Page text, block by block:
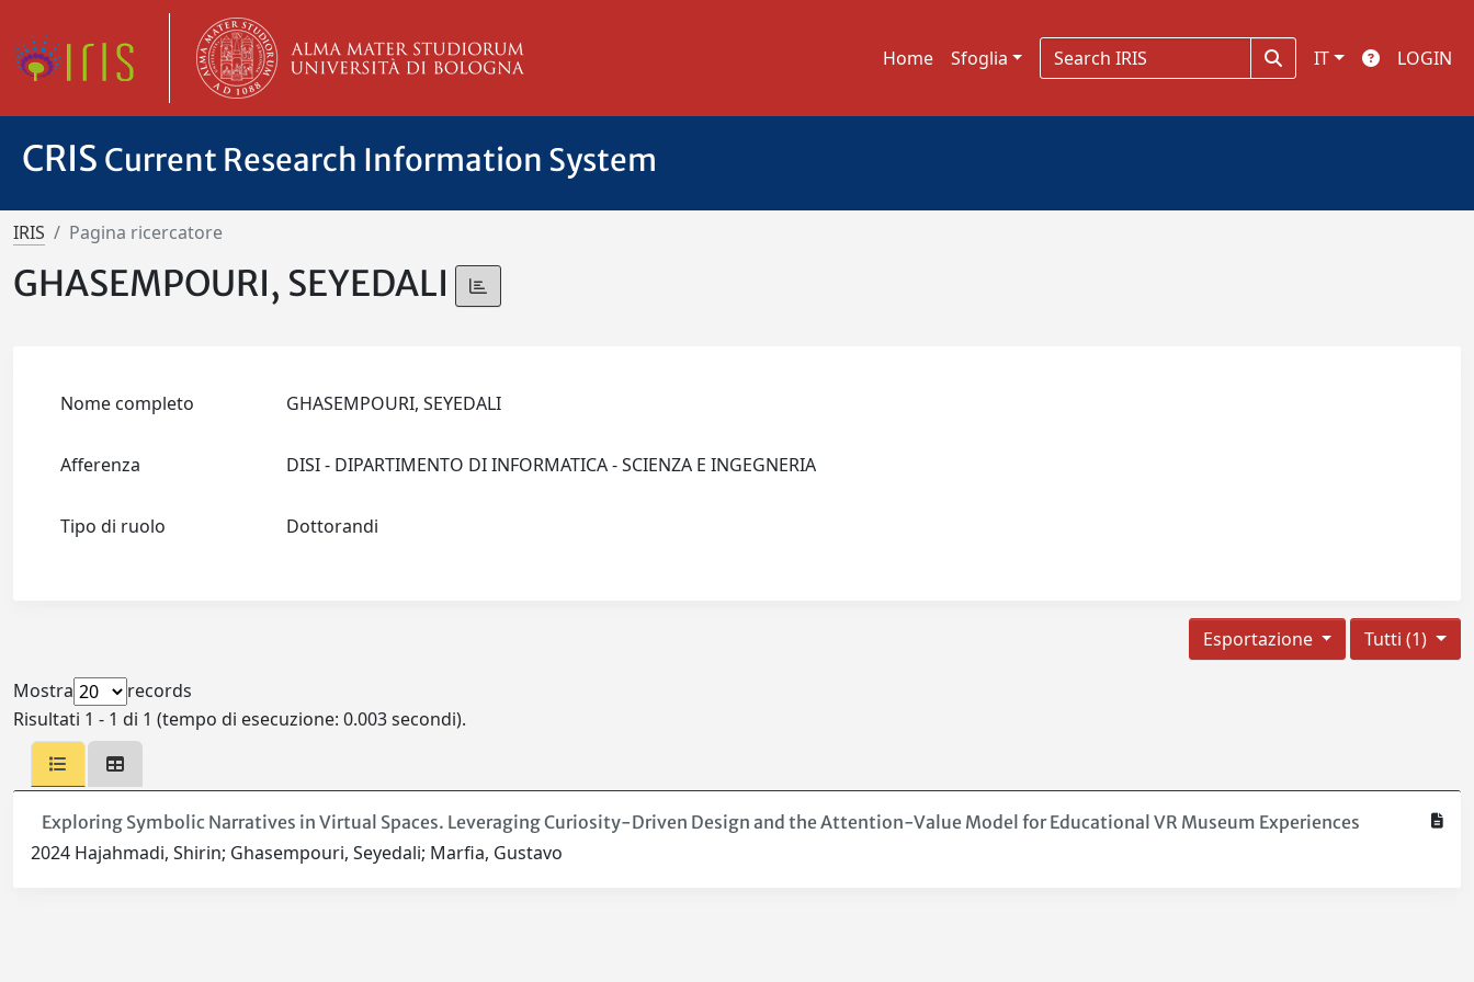
Home Sfoglia IT LOGIN
CRIS Current Research Information System
IRIS Pagina ricercatore
GHASEMPOURI, SEYEDALI
Nome completo GHASEMPOURI, SEYEDALI
Afferenza DISI - DIPARTIMENTO DI INFORMATICA - SCIENZA E INGEGNERIA
Tipo di ruolo Dottorandi
Tutti (1)
Esportazione
Mostra
records
Risultati 1 - 1 di 1 (tempo di esecuzione: 0.003 secondi).
Exploring Symbolic Narratives in Virtual Spaces. Leveraging Curiosity-Driven Design and the Attention-Value Model for Educational VR Museum Experiences
2024 Hajahmadi, Shirin; Ghasempouri, Seyedali; Marfia, Gustavo